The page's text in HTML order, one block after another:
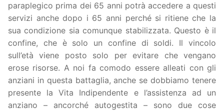
paraplegico prima dei 65 anni potrà accedere a questi
servizi anche dopo i 65 anni perché si ritiene che la
sua condizione sia comunque stabilizzata. Questo è il
confine, che è solo un confine di soldi. Il vincolo
sull’età viene posto solo per evitare che vengano
erose risorse. A noi fa comodo essere alleati con gli
anziani in questa battaglia, anche se dobbiamo tenere
presente la Vita Indipendente e l’assistenza ad un
anziano – ancorché autogestita – sono due cose